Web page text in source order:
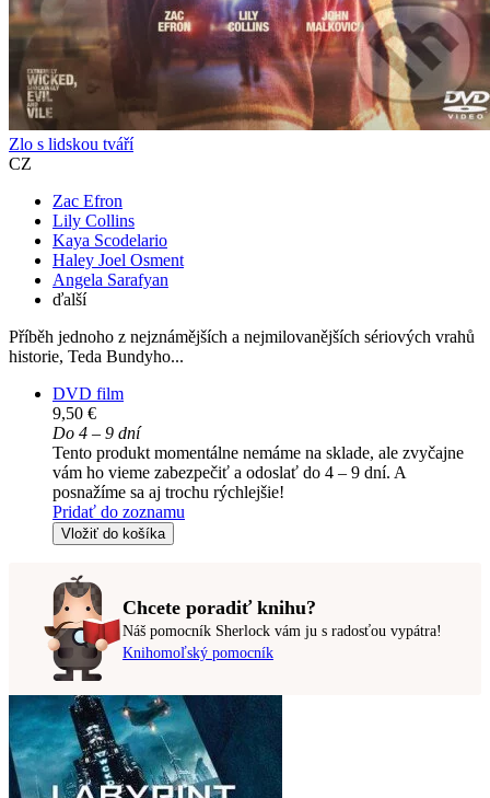
Zlo s lidskou tváří
CZ
Zac Efron
Lily Collins
Kaya Scodelario
Haley Joel Osment
Angela Sarafyan
ďalší
Příběh jednoho z nejznámějších a nejmilovanějších sériových vrahů
historie, Teda Bundyho...
DVD film
9,50 €
Do 4 – 9 dní
Tento produkt momentálne nemáme na sklade, ale zvyčajne
vám ho vieme zabezpečiť a odoslať do 4 – 9 dní. A
posnažíme sa aj trochu rýchlejšie!
Pridať do zoznamu
Vložiť do košíka
Chcete poradiť knihu?
Náš pomocník Sherlock vám ju s radosťou vypátra!
Knihomoľský pomocník